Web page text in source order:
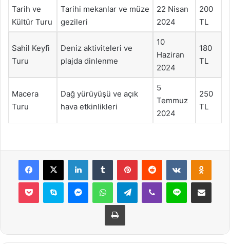
Tarih ve
Kültür Turu
Tarihi mekanlar ve müze
gezileri
22 Nisan
2024
200
TL
Sahil Keyfi
Turu
Deniz aktiviteleri ve
plajda dinlenme
10
Haziran
2024
180
TL
Macera
Turu
Dağ yürüyüşü ve açık
hava etkinlikleri
5
Temmuz
2024
250
TL
Facebook
X LinkedInTumblr PinterestReddit VKontakte
Pocket Skype MessengerWhatsAppTelegramViber Line E-Posta ile
Yazdır